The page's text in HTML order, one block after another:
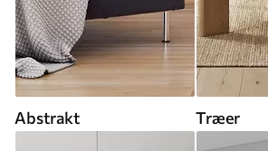
Abstrakt Træer